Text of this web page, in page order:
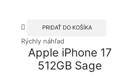
PRIDAŤ DO KOŠÍKA
Rýchly náhľad
Apple iPhone 17
512GB Sage